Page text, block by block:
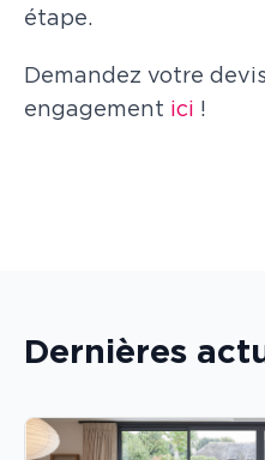
étape.
Demandez votre
engagement ici !
Dernières